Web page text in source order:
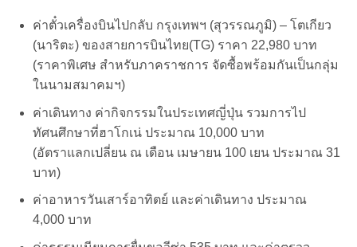
ค่าตั๋วเครื่องบินไปกลับ กรุงเทพฯ (สุวรรณภูมิ) – โตเกียว
(นาริตะ) ของสายการบินไทย(TG) ราคา 22,980 บาท
(ราคาพิเศษ สำหรับภาคราชการ จัดซื้อพร้อมกันเป็นกลุ่ม
ในนามสมาคมฯ)
ค่าเดินทาง ค่ากิจกรรมในประเทศญี่ปุ่น รวมการไป
ทัศนศึกษาที่ฮาโกเน่ ประมาณ 10,000 บาท
(อัตราแลกเปลี่ยน ณ เดือน เมษายน 100 เยน ประมาณ 31
บาท)
ค่าอาหารวันเสาร์อาทิตย์ และค่าเดินทาง ประมาณ
4,000 บาท